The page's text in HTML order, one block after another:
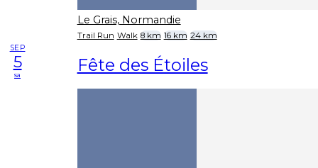
Le Grais, Normandie
Trail Run Walk 8 km 16 km 24 km
SEP
5
sa Fête des Étoiles